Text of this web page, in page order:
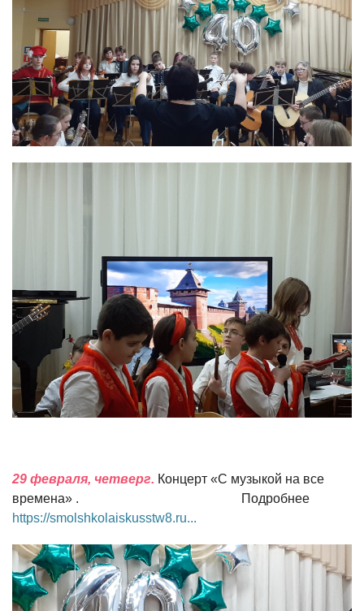
29 февраля, четверг. Концерт «С музыкой на все
времена» . Подробнее
https://smolshkolaiskusstw8.ru...